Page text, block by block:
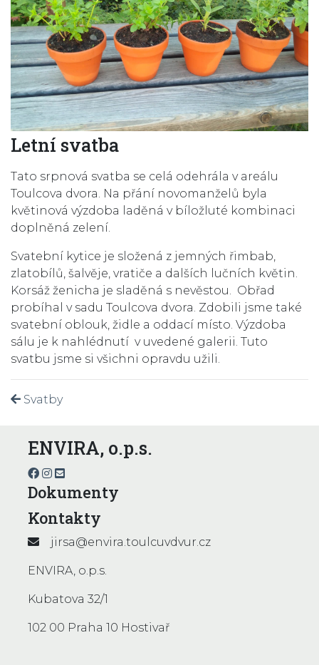
Letní svatba
Tato srpnová svatba se celá odehrála v areálu
Toulcova dvora. Na přání novomanželů byla
květinová výzdoba laděná v bíložluté kombinaci
doplněná zelení.
Svatební kytice je složená z jemných řimbab,
zlatobílů, šalvěje, vratiče a dalších lučních květin.
Korsáž ženicha je sladěná s nevěstou. Obřad
probíhal v sadu Toulcova dvora. Zdobili jsme také
svatební oblouk, židle a oddací místo. Výzdoba
sálu je k nahlédnutí v uvedené galerii. Tuto
svatbu jsme si všichni opravdu užili.
Svatby
ENVIRA, o.p.s.
Dokumenty
Kontakty
jirsa@envira.toulcuvdvur.cz
ENVIRA, o.p.s.
Kubatova 32/1
102 00 Praha 10 Hostivař